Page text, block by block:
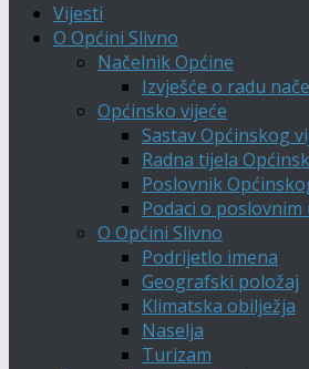
Vijesti
O Općini Slivno
Načelnik Općine
Izvješće o radu
Općinsko vijeće
Sastav Općinskog
Radna tijela
Poslovnik
Podaci o
O Općini Slivno
Podrijetlo imena
Geografski položaj
Klimatska obilježja
Naselja
Turizam